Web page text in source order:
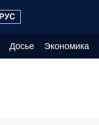
РУС
Досье Экономика